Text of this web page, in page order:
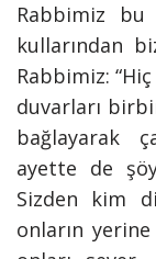
Rabbimiz
kullarından
Rabbimiz: “
duvarları
bağlayarak
ayette de
Sizden kim
onların